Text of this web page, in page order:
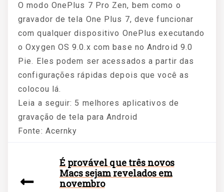
O modo OnePlus 7 Pro Zen, bem como o
gravador de tela One Plus 7, deve funcionar
com qualquer dispositivo OnePlus executando
o Oxygen OS 9.0.x com base no Android 9.0
Pie. Eles podem ser acessados ​​a partir das
configurações rápidas depois que você as
colocou lá.
Leia a seguir: 5 melhores aplicativos de
gravação de tela para Android
Fonte: Acernky
É provável que três novos
Macs sejam revelados em
novembro